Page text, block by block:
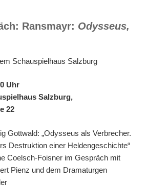
Ransmayr: Odysseus,
Schauspielhaus Salzburg
Uhr
Salzburg,
22
Gottwald: „Odysseus als Verbrecher.
Destruktion einer Heldengeschichte“
Coelsch-Foisner im Gespräch mit
Pienz und dem Dramaturgen